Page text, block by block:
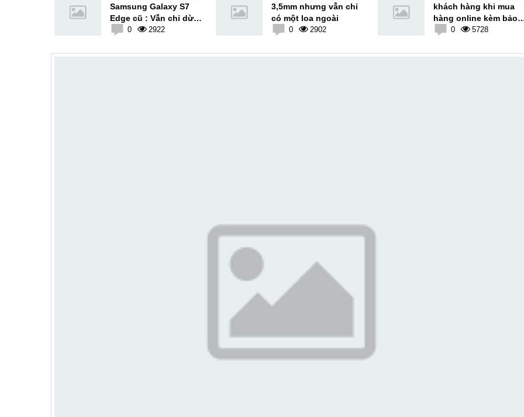
Samsung Galaxy S7
Edge cũ : Vẫn chỉ dừng
lại ở sự an toàn
0 2922
3,5mm nhưng vẫn chỉ
có một loa ngoài
0 2902
khách hàng khi mua
hàng online kèm bảo
hành vàng tại
0 5728